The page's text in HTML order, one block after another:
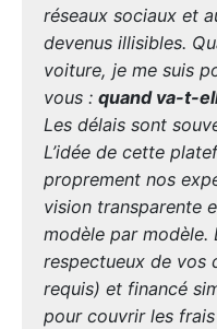
réseaux sociaux et
devenus illisibles.
voiture, je me suis
vous : quand va-t-
Les délais sont
L’idée de cette
proprement nos
vision transparente
modèle par modèle.
respectueux de vos
requis) et financé
pour couvrir les